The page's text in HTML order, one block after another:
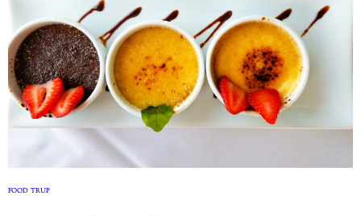
FOOD TRUP